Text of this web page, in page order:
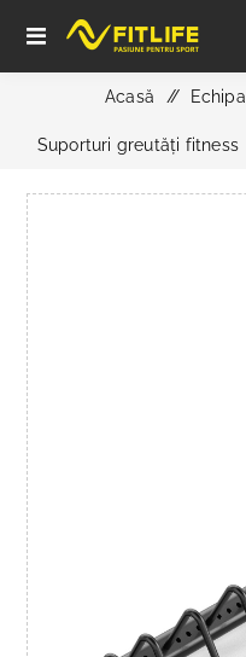
Acasă /
Suporturi greutăți fitness
Suport discuri ATX